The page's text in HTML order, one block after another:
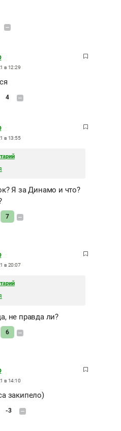
в 12:29
4
в 13:55
Я за Динамо и что?
7
в 20:07
не правда ли?
6
в 14:10
закипело)
-3